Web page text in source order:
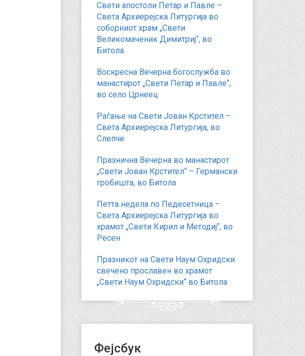
Свети апостоли Петар и Павле –
Света Архиерејска Литургија во
соборниот храм „Свети
Великомаченик Димитриј“, во
Битола
Воскресна Вечерна богослужба во
манастирот „Свети Петар и Павле“,
во село Црнеец
Раѓање на Свети Јован Крстител –
Света Архиерејска Литургија, во
Слепче
Празнична Вечерна во манастирот
„Свети Јован Крстител“ – Германски
гробишта, во Битола
Петта недела по Педесетница –
Света Архиерејска Литургија во
храмот „Свети Кирил и Методиј“, во
Ресен
Празникот на Свети Наум Охридски
свечено прославен во храмот
„Свети Наум Охридски“ во Битола
Фејсбук